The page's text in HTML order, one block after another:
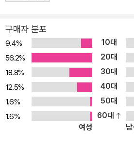
구매자 분포
9.4% 10대
56.2%
20대
18.8%
30대
12.5%
40대
1.6%
50대
1.6%
60대
여성